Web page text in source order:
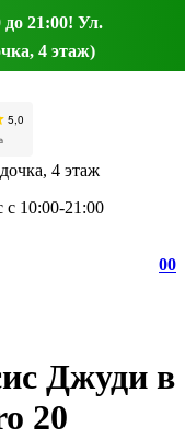
21:00! Ул.
4 этаж)
4 этаж
10:00-21:00
00
Джуди в
20